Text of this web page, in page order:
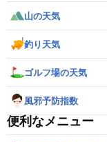
山の天気
釣り天気
ゴルフ場の天気
風邪予防指数
便利なメニュー